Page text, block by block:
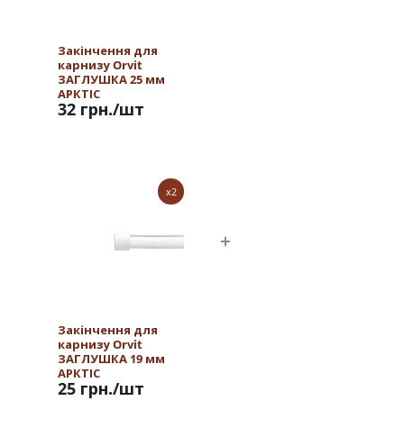
Закінчення для
карнизу Orvit
ЗАГЛУШКА 25 мм
АРКТІС
32 грн./шт
x2
Закінчення для
карнизу Orvit
ЗАГЛУШКА 19 мм
АРКТІС
25 грн./шт